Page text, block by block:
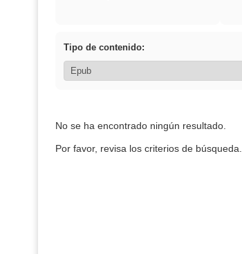
Tipo de contenido:
No se ha encontrado ningún resultado.
Por favor, revisa los criterios de búsqueda.